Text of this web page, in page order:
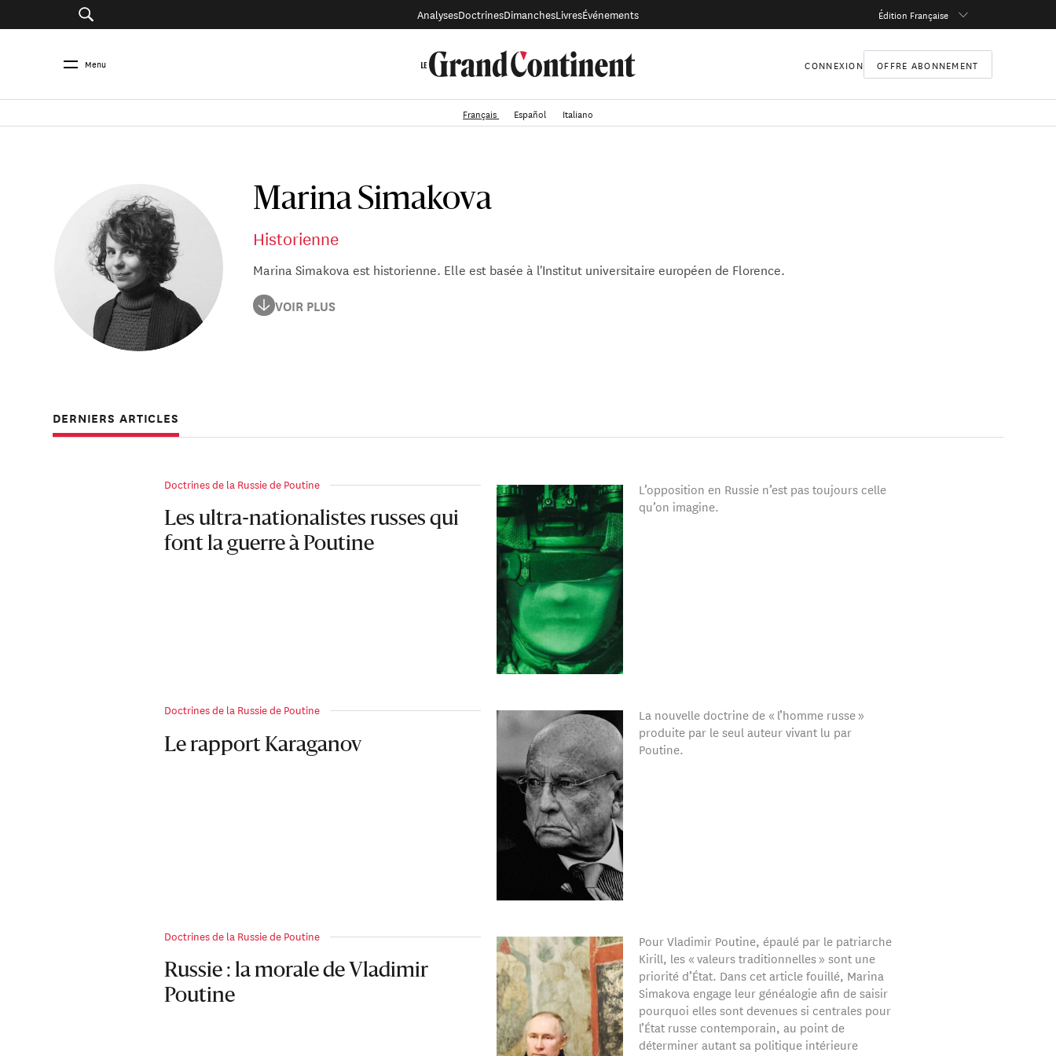
AnalysesDoctrinesDimanchesLivresÉvénements Édition Française
Menu CONNEXION OFFRE ABONNEMENT
Français Español Italiano
Marina Simakova
Historienne
Marina Simakova est historienne. Elle est basée à l'Institut universitaire européen de Florence.
Marina Simakova est historienne. Elle est basée à l'Institut universitaire européen de Florence.
VOIR PLUS
DERNIERS ARTICLES
Doctrines de la Russie de Poutine
Les ultra-nationalistes russes qui
font la guerre à Poutine
L’opposition en Russie n’est pas toujours celle
qu’on imagine.
Doctrines de la Russie de Poutine
Le rapport Karaganov
La nouvelle doctrine de « l’homme russe »
produite par le seul auteur vivant lu par
Poutine.
Doctrines de la Russie de Poutine
Russie : la morale de Vladimir
Poutine
Pour Vladimir Poutine, épaulé par le patriarche
Kirill, les « valeurs traditionnelles » sont une
priorité d’État. Dans cet article fouillé, Marina
Simakova engage leur généalogie afin de saisir
pourquoi elles sont devenues si centrales pour
l’État russe contemporain, au point de
déterminer autant sa politique intérieure